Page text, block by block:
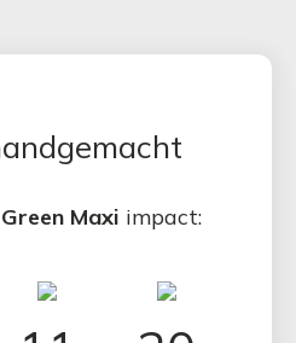
Maxi impact: